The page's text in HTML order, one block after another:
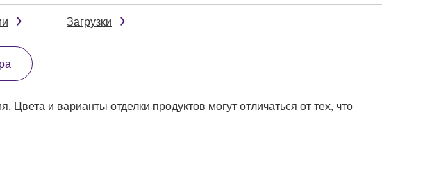
Загрузки
и варианты отделки продуктов могут отличаться от тех, что